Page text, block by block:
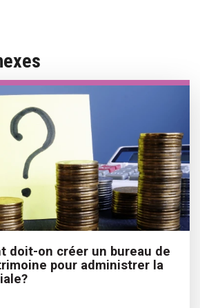
doit-on créer un bureau de
pour administrer la